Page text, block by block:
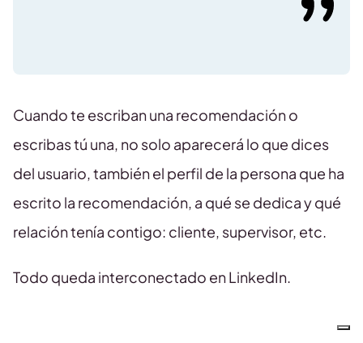
Cuando te escriban una recomendación o
escribas tú una, no solo aparecerá lo que dices
del usuario, también el perfil de la persona que ha
escrito la recomendación, a qué se dedica y qué
relación tenía contigo: cliente, supervisor, etc.
Todo queda interconectado en LinkedIn.